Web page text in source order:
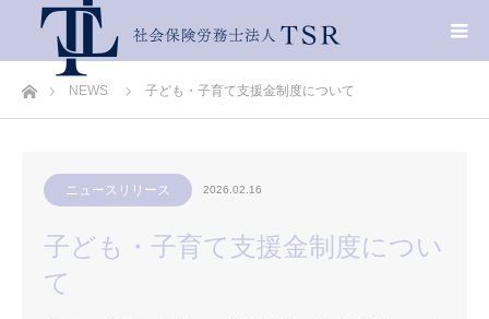
ホームNEWS 子ども・子育て支援金制度について
ニュースリリース 2026.02.16
子ども・子育て支援金制度につい
て